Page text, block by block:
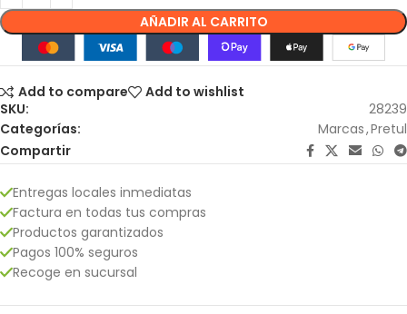
AÑADIR AL CARRITO
Add to compare
Add to wishlist
SKU:
28239
Categorías:
Marcas,Pretul
Compartir
Entregas locales inmediatas
Factura en todas tus compras
Productos garantizados
Pagos 100% seguros
Recoge en sucursal